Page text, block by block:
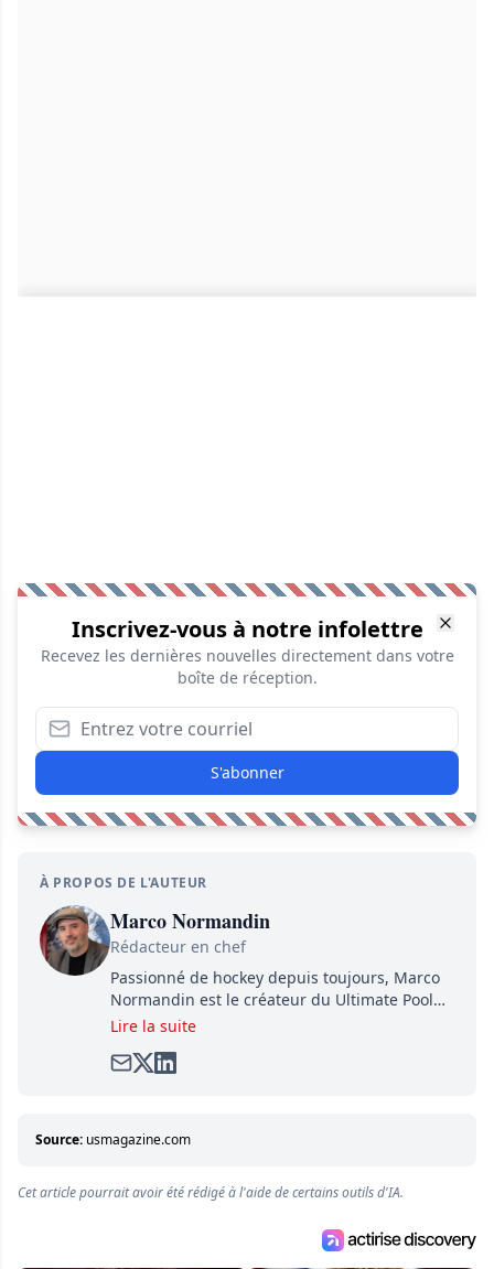
Inscrivez-vous à notre infolettre
Recevez les dernières nouvelles directement dans votre
boîte de réception.
S'abonner
À PROPOS DE L'AUTEUR
Marco Normandin
Rédacteur en chef
Passionné de hockey depuis toujours, Marco
Normandin est le créateur du Ultimate Pool
Preview, une référence mondiale en guide de
satirique de hockey, Définitivement, Pierre.
entourant la LNH et en faire bénéficier les
lecteurs avant la compétition.
Lire la suite
Source: usmagazine.com
Cet article pourrait avoir été rédigé à l'aide de certains outils d'IA.